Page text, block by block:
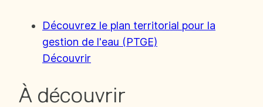
Découvrez le plan territorial pour la
gestion de l'eau (PTGE)
Découvrir
À découvrir